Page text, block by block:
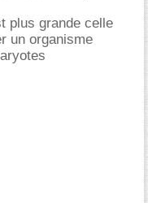
plus grande celle
un organisme